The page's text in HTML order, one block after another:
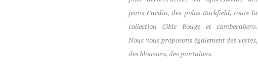
jeans Cardin, des polos Ruckfield, toute la
collection Cible Rouge et camberabero.
Nous vous proposons également des vestes,
des blousons, des pantalons.